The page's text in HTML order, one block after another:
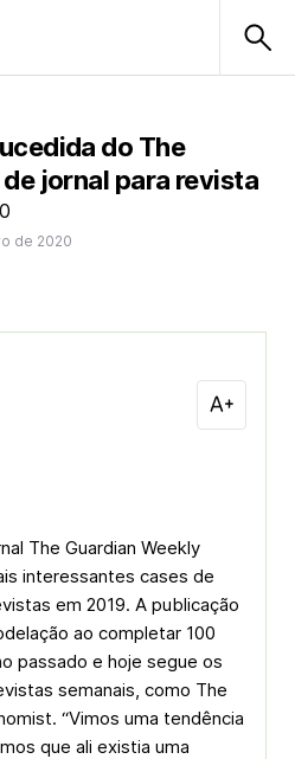
do The
jornal para revista
de 2020
The Guardian Weekly
interessantes cases de
em 2019. A publicação
ao completar 100
passado e hoje segue os
semanais, como The
“Vimos uma tendência
que ali existia uma